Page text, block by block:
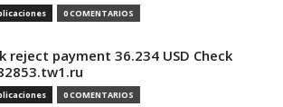
0 COMENTARIOS
reject payment 36.234 USD Check
0 COMENTARIOS